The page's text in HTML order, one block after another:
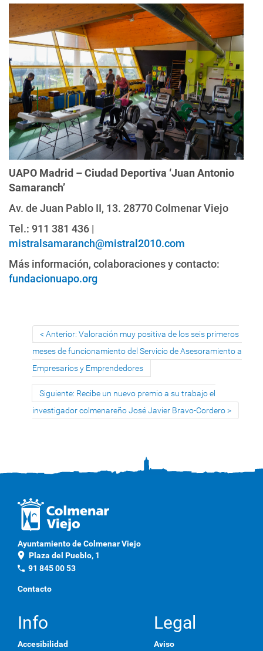
UAPO Madrid – Ciudad Deportiva ‘Juan Antonio
Samaranch’
Av. de Juan Pablo II, 13. 28770 Colmenar Viejo
Tel.: 911 381 436 |
mistralsamaranch@mistral2010.com
Más información, colaboraciones y contacto:
fundacionuapo.org
Anterior: Valoración muy positiva de los seis primeros
meses de funcionamiento del Servicio de Asesoramiento a
Empresarios y Emprendedores
Siguiente: Recibe un nuevo premio a su trabajo el
investigador colmenareño José Javier Bravo-Cordero
Ayuntamiento de Colmenar Viejo
location_on Plaza del Pueblo, 1
phone 91 845 00 53
Contacto
Info
Accesibilidad
Legal
Aviso